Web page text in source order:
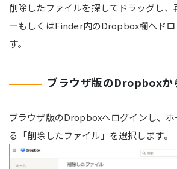
削除したファイルを探してドラッグし、
ーもしくはFinder内のDropbox欄へド
す。
ブラウザ版のDropboxか
ブラウザ版のDropboxへログインし、
る「削除したファイル」を選択します。